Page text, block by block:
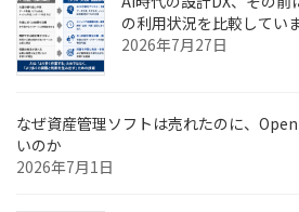
送
り
の利用状況を比較してい
2026年7月27日
なぜ資産管理ソフトは売れたのに、
いのか
2026年7月1日